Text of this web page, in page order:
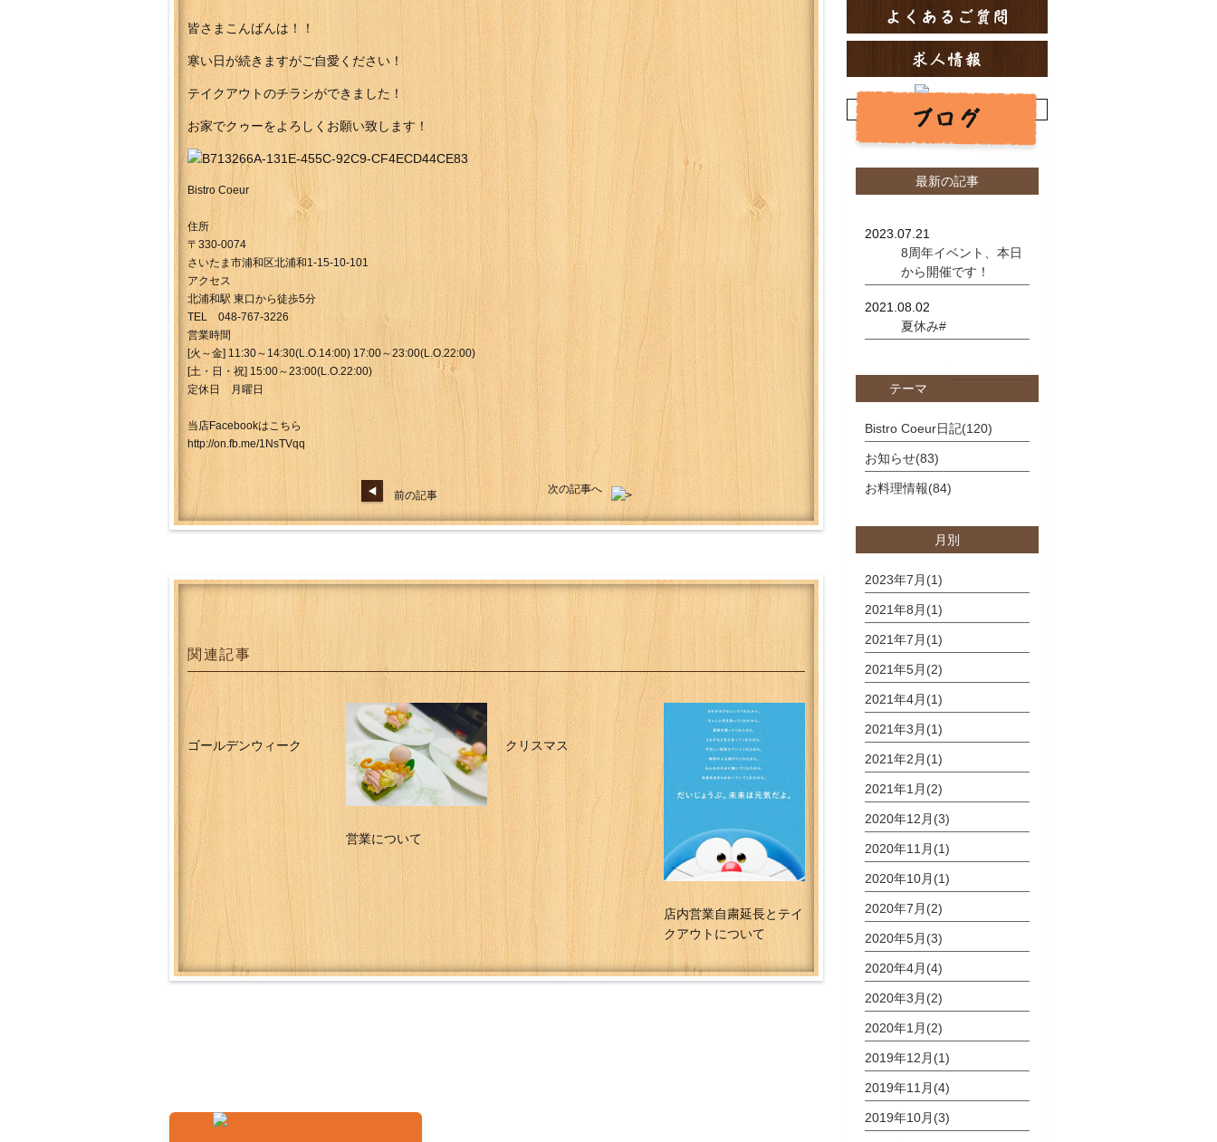
皆さまこんばんは！！
寒い日が続きますがご自愛ください！
テイクアウトのチラシができました！
お家でクゥーをよろしくお願い致します！
Bistro Coeur
住所
〒330-0074
さいたま市浦和区北浦和1-15-10-101
アクセス
北浦和駅 東口から徒歩5分
TEL 048-767-3226
営業時間
[火～金] 11:30～14:30(L.O.14:00) 17:00～23:00(L.O.22:00)
[土・日・祝] 15:00～23:00(L.O.22:00)
定休日 月曜日
当店Facebookはこちら
http://on.fb.me/1NsTVqq
前の記事 次の記事へ
関連記事
ゴールデンウィーク
営業について
クリスマス
店内営業自粛延長とテイ
クアウトについて
ブログ
最新の記事
2023.07.21
8周年イベント、本日
から開催です！
2021.08.02
夏休み#
テーマ
Bistro Coeur日記(120)
お知らせ(83)
お料理情報(84)
月別
2023年7月(1)
2021年8月(1)
2021年7月(1)
2021年5月(2)
2021年4月(1)
2021年3月(1)
2021年2月(1)
2021年1月(2)
2020年12月(3)
2020年11月(1)
2020年10月(1)
2020年7月(2)
2020年5月(3)
2020年4月(4)
2020年3月(2)
2020年1月(2)
2019年12月(1)
2019年11月(4)
2019年10月(3)